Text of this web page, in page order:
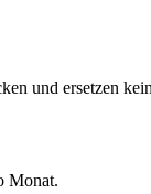
und ersetzen
Monat.